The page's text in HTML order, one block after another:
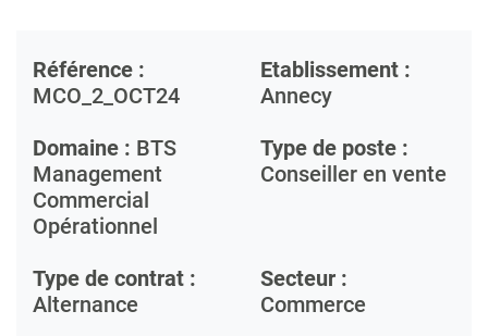
Référence :
MCO_2_OCT24
Etablissement :
Annecy
Domaine : BTS
Management
Commercial
Opérationnel
Type de poste :
Conseiller en vente
Type de contrat :
Alternance
Secteur :
Commerce